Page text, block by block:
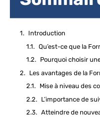
Introduction
Qu’est-ce que la
Pourquoi choisir
Les avantages de la
Mise à niveau des
L’importance de
Atteindre de